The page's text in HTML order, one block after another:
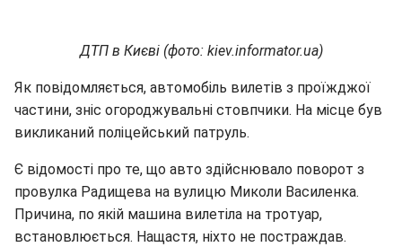
ДТП в Києві (фото: kiev.informator.ua)
Як повідомляється, автомобіль вилетів з проїжджої
частини, зніс огороджувальні стовпчики. На місце був
викликаний поліцейський патруль.
Є відомості про те, що авто здійснювало поворот з
провулка Радищева на вулицю Миколи Василенка.
Причина, по якій машина вилетіла на тротуар,
встановлюється. Нащастя, ніхто не постраждав.